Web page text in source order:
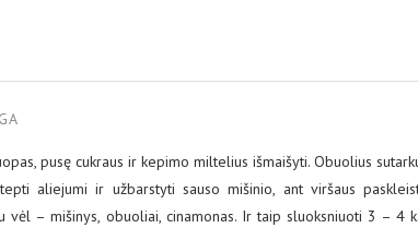
pusę cukraus ir kepimo miltelius išmaišyti. Obuolius
aliejumi ir užbarstyti sauso mišinio, ant viršaus
vėl – mišinys, obuoliai, cinamonas. Ir taip sluoksniuoti 3 – 4